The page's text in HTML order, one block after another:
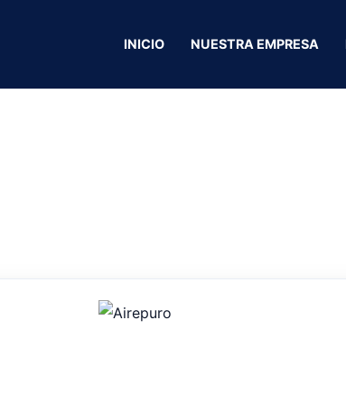
INICIO NUESTRA EMPRESA
Droguería La